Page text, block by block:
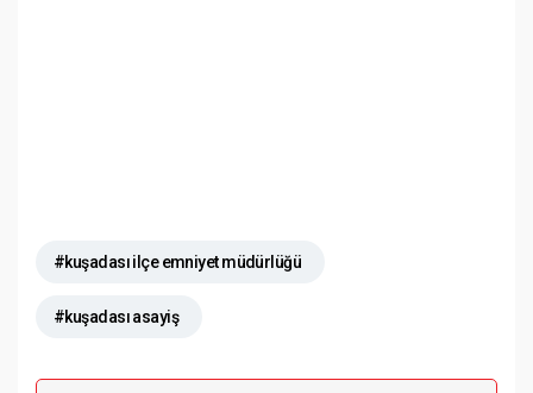
#kuşadası ilçe emniyet müdürlüğü
#kuşadası asayiş